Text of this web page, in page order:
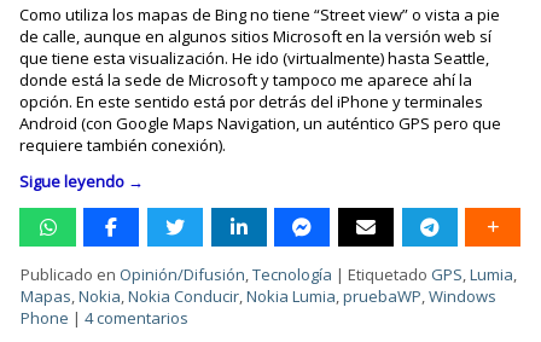
Como utiliza los mapas de Bing no tiene “Street view” o vista a pie
de calle, aunque en algunos sitios Microsoft en la versión web sí
que tiene esta visualización. He ido (virtualmente) hasta Seattle,
donde está la sede de Microsoft y tampoco me aparece ahí la
opción. En este sentido está por detrás del iPhone y terminales
Android (con Google Maps Navigation, un auténtico GPS pero que
requiere también conexión).
Sigue leyendo →
Publicado en Opinión/Difusión,Tecnología |Etiquetado GPS,Lumia,
Mapas,Nokia,Nokia Conducir,Nokia Lumia,pruebaWP,Windows
Phone |4 comentarios